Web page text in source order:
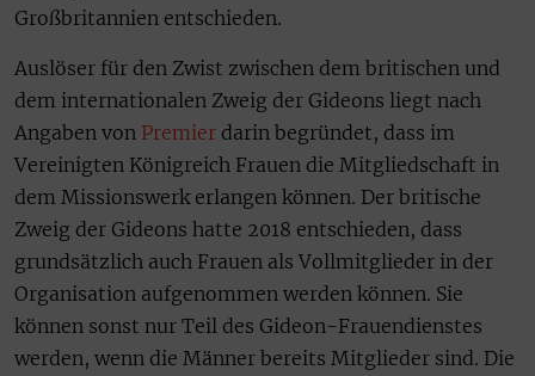
Großbritannien entschieden.
Auslöser für den Zwist zwischen dem britischen und
dem internationalen Zweig der Gideons liegt nach
Angaben von Premier darin begründet, dass im
Vereinigten Königreich Frauen die Mitgliedschaft in
dem Missionswerk erlangen können. Der britische
Zweig der Gideons hatte 2018 entschieden, dass
grundsätzlich auch Frauen als Vollmitglieder in der
Organisation aufgenommen werden können. Sie
können sonst nur Teil des Gideon-Frauendienstes
werden, wenn die Männer bereits Mitglieder sind. Die